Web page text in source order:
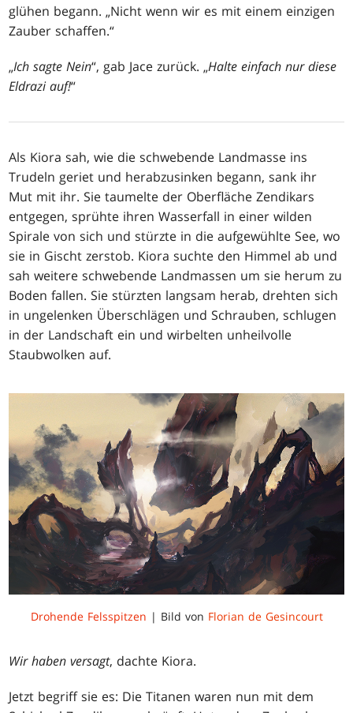
glühen begann. „Nicht wenn wir es mit einem einzigen
Zauber schaffen.“
„Ich sagte Nein“, gab Jace zurück. „Halte einfach nur diese
Eldrazi auf!“
Als Kiora sah, wie die schwebende Landmasse ins
Trudeln geriet und herabzusinken begann, sank ihr
Mut mit ihr. Sie taumelte der Oberfläche Zendikars
entgegen, sprühte ihren Wasserfall in einer wilden
Spirale von sich und stürzte in die aufgewühlte See, wo
sie in Gischt zerstob. Kiora suchte den Himmel ab und
sah weitere schwebende Landmassen um sie herum zu
Boden fallen. Sie stürzten langsam herab, drehten sich
in ungelenken Überschlägen und Schrauben, schlugen
in der Landschaft ein und wirbelten unheilvolle
Staubwolken auf.
Drohende Felsspitzen | Bild von Florian de Gesincourt
Wir haben versagt, dachte Kiora.
Jetzt begriff sie es: Die Titanen waren nun mit dem